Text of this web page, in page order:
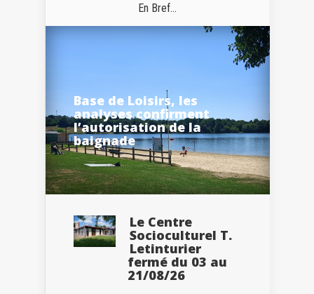
En Bref...
Base de Loisirs, les
analyses confirment
l’autorisation de la
baignade
Le Centre
Socioculturel T.
Letinturier
fermé du 03 au
21/08/26